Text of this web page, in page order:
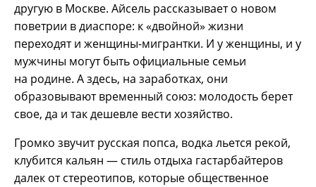
другую в Москве. Айсель рассказывает о новом
поветрии в диаспоре: к «двойной» жизни
переходят и женщины-мигрантки. И у женщины, и у
мужчины могут быть официальные семьи
на родине. А здесь, на заработках, они
образовывают временный союз: молодость берет
свое, да и так дешевле вести хозяйство.
Громко звучит русская попса, водка льется рекой,
клубится кальян — стиль отдыха гастарбайтеров
далек от стереотипов, которые общественное